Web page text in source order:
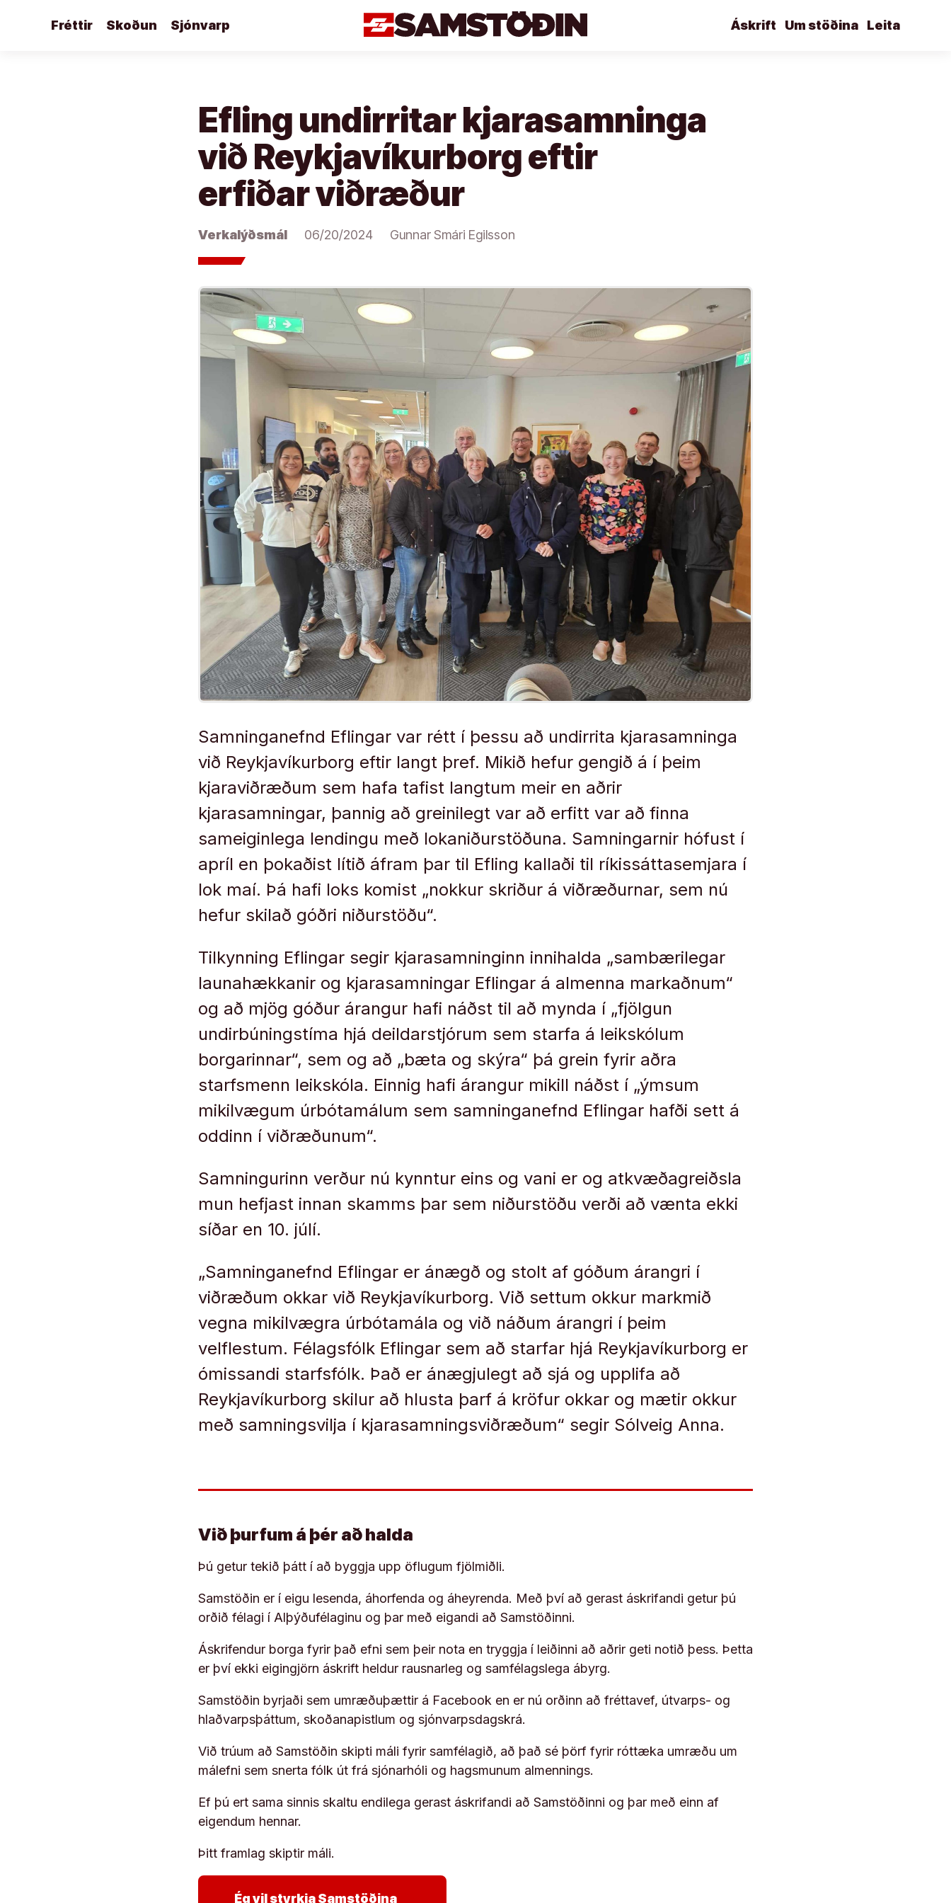
Fréttir Skoðun Sjónvarp Leita
Um stöðina
Áskrift
Efling undirritar kjarasamninga
við Reykjavíkurborg eftir
erfiðar viðræður
Verkalýðsmál 06/20/2024 Gunnar Smári Egilsson
Samninganefnd Eflingar var rétt í þessu að undirrita kjarasamninga
við Reykjavíkurborg eftir langt þref. Mikið hefur gengið á í þeim
kjaraviðræðum sem hafa tafist langtum meir en aðrir
kjarasamningar, þannig að greinilegt var að erfitt var að finna
sameiginlega lendingu með lokaniðurstöðuna. Samningarnir hófust í
apríl en þokaðist lítið áfram þar til Efling kallaði til ríkissáttasemjara í
lok maí. Þá hafi loks komist „nokkur skriður á viðræðurnar, sem nú
hefur skilað góðri niðurstöðu“.
Tilkynning Eflingar segir kjarasamninginn innihalda „sambærilegar
launahækkanir og kjarasamningar Eflingar á almenna markaðnum“
og að mjög góður árangur hafi náðst til að mynda í „fjölgun
undirbúningstíma hjá deildarstjórum sem starfa á leikskólum
borgarinnar“, sem og að „bæta og skýra“ þá grein fyrir aðra
starfsmenn leikskóla. Einnig hafi árangur mikill náðst í „ýmsum
mikilvægum úrbótamálum sem samninganefnd Eflingar hafði sett á
oddinn í viðræðunum“.
Samningurinn verður nú kynntur eins og vani er og atkvæðagreiðsla
mun hefjast innan skamms þar sem niðurstöðu verði að vænta ekki
síðar en 10. júlí.
„Samninganefnd Eflingar er ánægð og stolt af góðum árangri í
viðræðum okkar við Reykjavíkurborg. Við settum okkur markmið
vegna mikilvægra úrbótamála og við náðum árangri í þeim
velflestum. Félagsfólk Eflingar sem að starfar hjá Reykjavíkurborg er
ómissandi starfsfólk. Það er ánægjulegt að sjá og upplifa að
Reykjavíkurborg skilur að hlusta þarf á kröfur okkar og mætir okkur
með samningsvilja í kjarasamningsviðræðum“ segir Sólveig Anna.
Við þurfum á þér að halda
Þú getur tekið þátt í að byggja upp öflugum fjölmiðli.
Samstöðin er í eigu lesenda, áhorfenda og áheyrenda. Með því að gerast áskrifandi getur þú
orðið félagi í Alþýðufélaginu og þar með eigandi að Samstöðinni.
Áskrifendur borga fyrir það efni sem þeir nota en tryggja í leiðinni að aðrir geti notið þess. Þetta
er því ekki eigingjörn áskrift heldur rausnarleg og samfélagslega ábyrg.
Samstöðin byrjaði sem umræðuþættir á Facebook en er nú orðinn að fréttavef, útvarps- og
hlaðvarpsþáttum, skoðanapistlum og sjónvarpsdagskrá.
Við trúum að Samstöðin skipti máli fyrir samfélagið, að það sé þörf fyrir róttæka umræðu um
málefni sem snerta fólk út frá sjónarhóli og hagsmunum almennings.
Ef þú ert sama sinnis skaltu endilega gerast áskrifandi að Samstöðinni og þar með einn af
eigendum hennar.
Þitt framlag skiptir máli.
Ég vil styrkja Samstöðina